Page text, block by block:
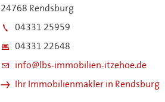
24768 Rendsburg
04331 25959
04331 22648
info@lbs-immobilien-itzehoe.de
Ihr Immobilienmakler in Rendsburg